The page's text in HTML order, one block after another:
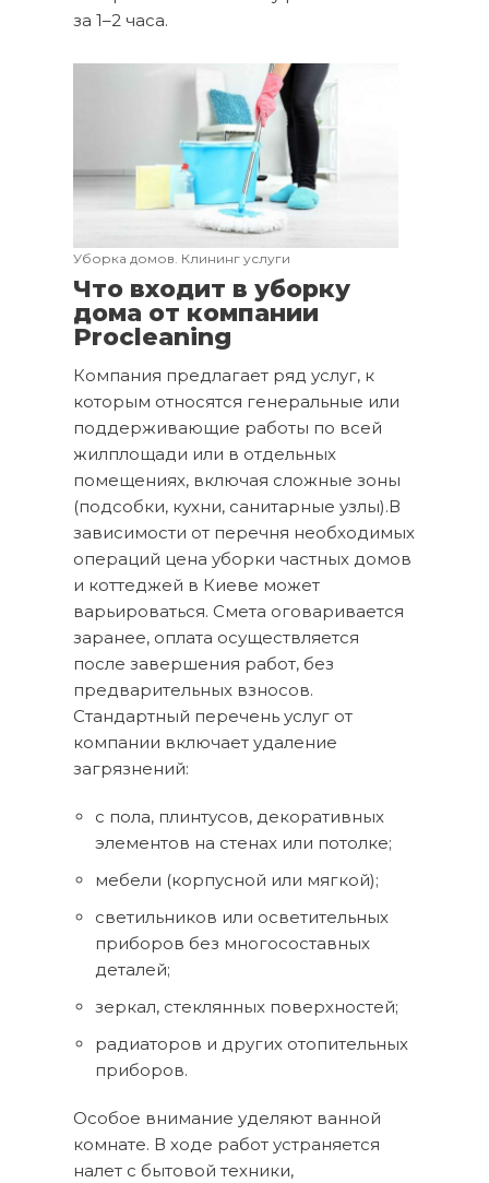
за 1–2 часа.
Уборка домов. Клининг услуги
Что входит в уборку
дома от компании
Procleaning
Компания предлагает ряд услуг, к
которым относятся генеральные или
поддерживающие работы по всей
жилплощади или в отдельных
помещениях, включая сложные зоны
(подсобки, кухни, санитарные узлы).В
зависимости от перечня необходимых
операций цена уборки частных домов
и коттеджей в Киеве может
варьироваться. Смета оговаривается
заранее, оплата осуществляется
после завершения работ, без
предварительных взносов.
Стандартный перечень услуг от
компании включает удаление
загрязнений:
с пола, плинтусов, декоративных
элементов на стенах или потолке;
мебели (корпусной или мягкой);
светильников или осветительных
приборов без многосоставных
деталей;
зеркал, стеклянных поверхностей;
радиаторов и других отопительных
приборов.
Особое внимание уделяют ванной
комнате. В ходе работ устраняется
налет с бытовой техники,